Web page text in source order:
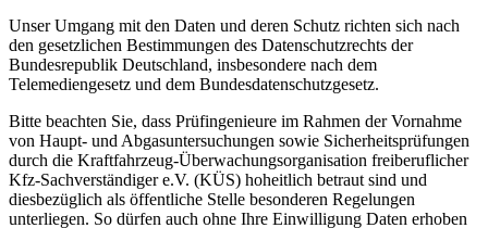
Unser Umgang mit den Daten und deren Schutz richten sich nach
den gesetzlichen Bestimmungen des Datenschutzrechts der
Bundesrepublik Deutschland, insbesondere nach dem
Telemediengesetz und dem Bundesdatenschutzgesetz.
Bitte beachten Sie, dass Prüfingenieure im Rahmen der Vornahme
von Haupt- und Abgasuntersuchungen sowie Sicherheitsprüfungen
durch die Kraftfahrzeug-Überwachungsorganisation freiberuflicher
Kfz-Sachverständiger e.V. (KÜS) hoheitlich betraut sind und
diesbezüglich als öffentliche Stelle besonderen Regelungen
unterliegen. So dürfen auch ohne Ihre Einwilligung Daten erhoben